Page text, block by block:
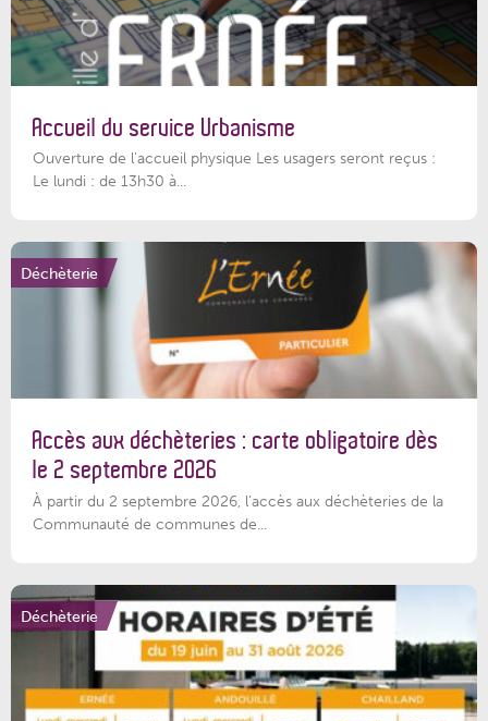
Accueil du service Urbanisme
Ouverture de l'accueil physique Les usagers seront reçus :
Le lundi : de 13h30 à...
Déchèterie
Accès aux déchèteries : carte obligatoire dès
le 2 septembre 2026
À partir du 2 septembre 2026, l’accès aux déchèteries de la
Communauté de communes de...
Déchèterie